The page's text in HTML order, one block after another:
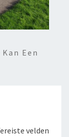
Een
velden